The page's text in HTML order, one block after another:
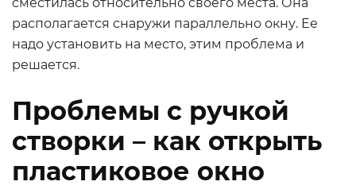
располагается снаружи параллельно окну. Ее
надо установить на место, этим проблема и
решается.
Проблемы с ручкой
створки – как открыть
пластиковое окно